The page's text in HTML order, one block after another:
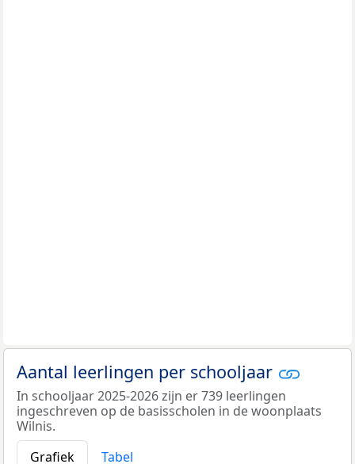
Aantal leerlingen per schooljaar
In schooljaar 2025-2026 zijn er 739 leerlingen
ingeschreven op de basisscholen in de woonplaats
Wilnis.
Grafiek
Tabel